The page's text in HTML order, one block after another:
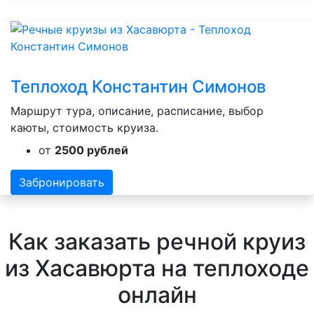
Теплоход Константин Симонов
Маршрут тура, описание, расписание, выбор
каюты, стоимость круиза.
от 2500 рублей
Забронировать
Как заказать речной круиз
из Хасавюрта на теплоходе
онлайн